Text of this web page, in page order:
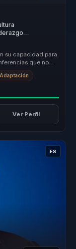
su capacidad para
que no
Ver Perfil
ES